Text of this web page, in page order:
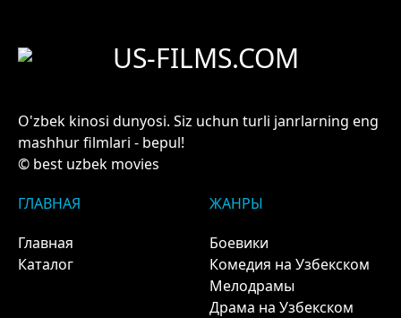
US-FILMS.COM
O'zbek kinosi dunyosi. Siz uchun turli janrlarning eng
mashhur filmlari - bepul!
© best uzbek movies
ГЛАВНАЯ
Главная
Каталог
ЖАНРЫ
Боевики
Комедия на Узбекском
Мелодрамы
Драма на Узбекском